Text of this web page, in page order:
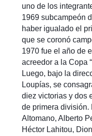
uno de los
1969 subcampeón
haber igualado el
que se coronó
1970 fue el año de
acreedor a la Copa
Luego, bajo la
Loupías, se
diez victorias y dos
de primera división.
Altomano, Alberto
Héctor Lahitou,